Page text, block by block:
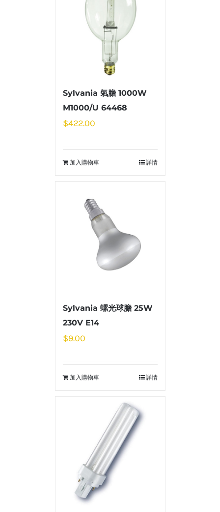
Sylvania 氣膽 1000W
M1000/U 64468
$422.00
加入購物車 詳情
Sylvania 螺光球膽 25W
230V E14
$9.00
加入購物車 詳情